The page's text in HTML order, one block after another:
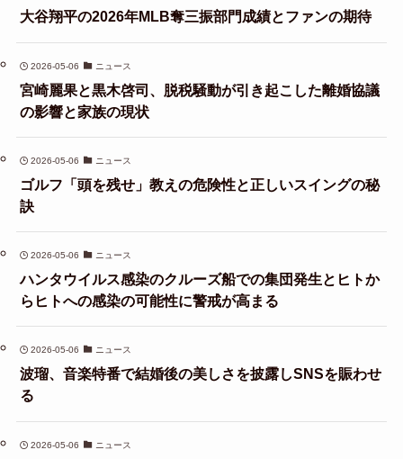
大谷翔平の2026年MLB奪三振部門成績とファンの期待
2026-05-06 ニュース
宮崎麗果と黒木啓司、脱税騒動が引き起こした離婚協議
の影響と家族の現状
2026-05-06 ニュース
ゴルフ「頭を残せ」教えの危険性と正しいスイングの秘
訣
2026-05-06 ニュース
ハンタウイルス感染のクルーズ船での集団発生とヒトか
らヒトへの感染の可能性に警戒が高まる
2026-05-06 ニュース
波瑠、音楽特番で結婚後の美しさを披露しSNSを賑わせ
る
2026-05-06 ニュース